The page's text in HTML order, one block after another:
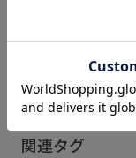
関連タグ